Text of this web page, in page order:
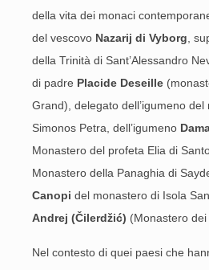
della vita dei monaci
del vescovo Nazarij di Vyborg ,
della Trinità di Sant’Alessandro
di padre Placide Deseille
Grand), delegato dell’igumeno
Simonos Petra, dell’igumeno
Monastero del profeta Elia di
Monastero della Panaghia di
Canopi del monastero di Isola
Andrej (Čilerdžić) (Monastero dei
Nel contesto di quei paesi che